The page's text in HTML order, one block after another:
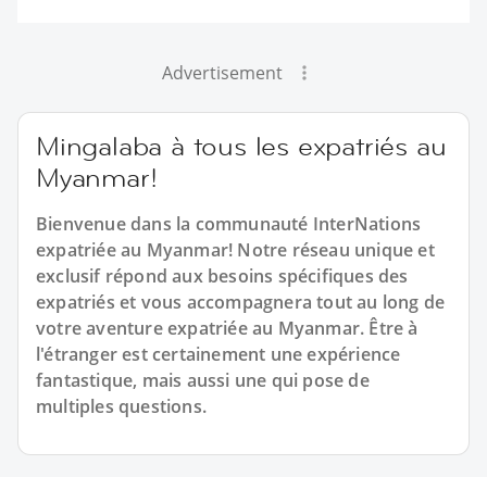
Advertisement
Mingalaba à tous les expatriés au
Myanmar!
Bienvenue dans la communauté InterNations
expatriée au Myanmar! Notre réseau unique et
exclusif répond aux besoins spécifiques des
expatriés et vous accompagnera tout au long de
votre aventure expatriée au Myanmar. Être à
l'étranger est certainement une expérience
fantastique, mais aussi une qui pose de
multiples questions.